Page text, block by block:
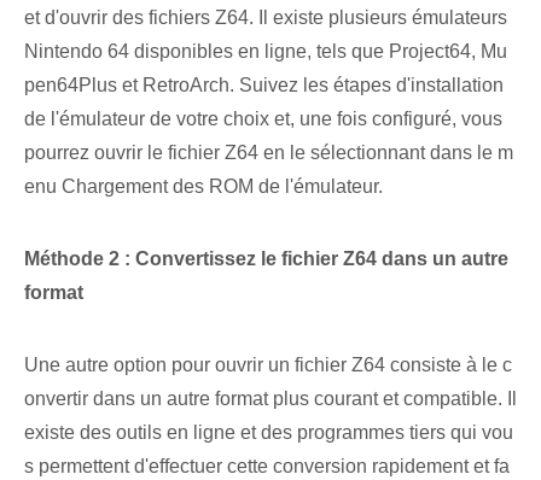
et d'ouvrir des fichiers Z64. Il existe plusieurs émulateurs
Nintendo 64 disponibles en ligne, tels que Project64, Mu
pen64Plus et RetroArch. Suivez les étapes d'installation
de l'émulateur de votre choix et, une fois configuré, vous
pourrez ouvrir le fichier Z64 en le sélectionnant dans le m
enu Chargement des ROM de l'émulateur.
Méthode 2 :⁢ Convertissez le fichier Z64 dans un autre
format
Une autre option pour ouvrir un fichier Z64 consiste à le c
onvertir dans un autre format plus courant et compatible. Il
existe des outils en ligne et des programmes tiers qui vou
s permettent d'effectuer cette conversion rapidement et fa